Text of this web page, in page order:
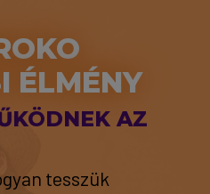
ÉLMÉNY
AZ
tesszük